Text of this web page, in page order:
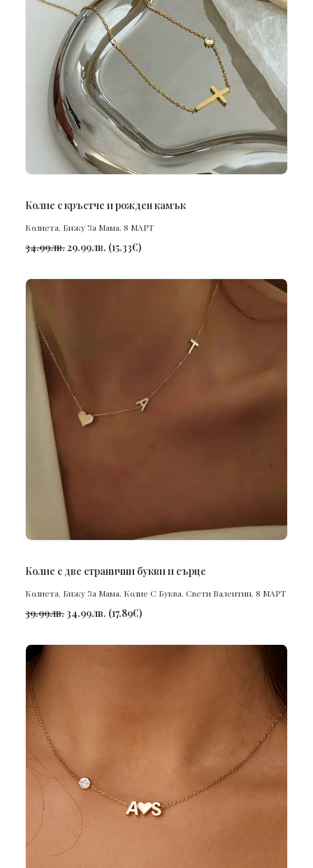
ПОРЪЧАЙ
Колие с кръстче и рожден камък
Колиета, Бижу За Мама, 8 МАРТ
34.99лв.29.99лв. (15.33€)
ПОРЪЧАЙ
Колие с две странични букви и сърце
Колиета, Бижу За Мама, Колие С Буква, Свети Валентин, 8 МАРТ
39.99лв. 34.99лв. (17.89€)